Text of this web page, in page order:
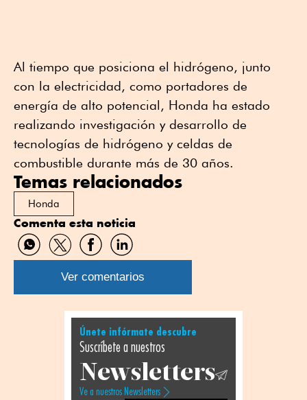
Al tiempo que posiciona el hidrógeno, junto
con la electricidad, como portadores de
energía de alto potencial, Honda ha estado
realizando investigación y desarrollo de
tecnologías de hidrógeno y celdas de
combustible durante más de 30 años.
Temas relacionados
Honda
Comenta esta noticia
Compartir
por
WhatsApp
Compartir
por
Twitter
Compartir
por
Facebook
Compartir
por
Linkedin
Ver comentarios
Únete infórmate descubre
Suscríbete a nuestros
Newsletters
Ve a nuestros Newsletters